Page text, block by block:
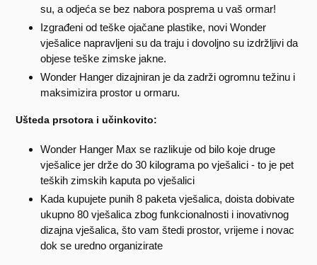
su, a odjeća se bez nabora posprema u vaš ormar!
Izgrađeni od teške ojačane plastike, novi Wonder
vješalice napravljeni su da traju i dovoljno su izdržljivi da
objese teške zimske jakne.
Wonder Hanger dizajniran je da zadrži ogromnu težinu i
maksimizira prostor u ormaru.
Ušteda prsotora i učinkovito:
Wonder Hanger Max se razlikuje od bilo koje druge
vješalice jer drže do 30 kilograma po vješalici - to je pet
teških zimskih kaputa po vješalici
Kada kupujete punih 8 paketa vješalica, doista dobivate
ukupno 80 vješalica zbog funkcionalnosti i inovativnog
dizajna vješalica, što vam štedi prostor, vrijeme i novac
dok se uredno organizirate